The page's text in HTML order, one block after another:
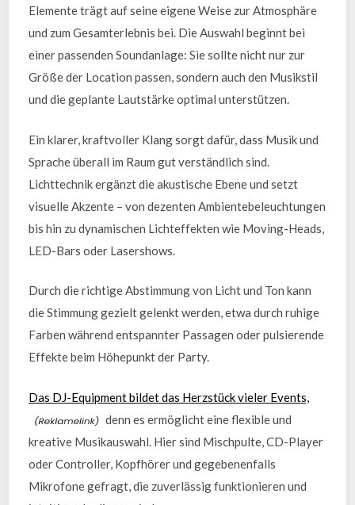
Elemente trägt auf seine eigene Weise zur Atmosphäre
und zum Gesamterlebnis bei. Die Auswahl beginnt bei
einer passenden Soundanlage: Sie sollte nicht nur zur
Größe der Location passen, sondern auch den Musikstil
und die geplante Lautstärke optimal unterstützen.
Ein klarer, kraftvoller Klang sorgt dafür, dass Musik und
Sprache überall im Raum gut verständlich sind.
Lichttechnik ergänzt die akustische Ebene und setzt
visuelle Akzente – von dezenten Ambientebeleuchtungen
bis hin zu dynamischen Lichteffekten wie Moving-Heads,
LED-Bars oder Lasershows.
Durch die richtige Abstimmung von Licht und Ton kann
die Stimmung gezielt gelenkt werden, etwa durch ruhige
Farben während entspannter Passagen oder pulsierende
Effekte beim Höhepunkt der Party.
Das DJ-Equipment bildet das Herzstück vieler Events,
denn es ermöglicht eine flexible und
kreative Musikauswahl. Hier sind Mischpulte, CD-Player
oder Controller, Kopfhörer und gegebenenfalls
Mikrofone gefragt, die zuverlässig funktionieren und